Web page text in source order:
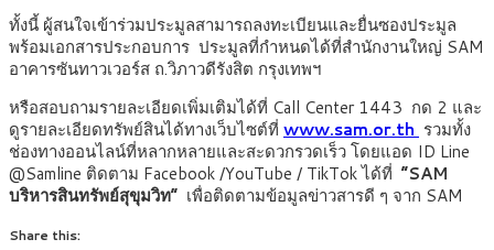
ทั้งนี้ ผู้สนใจเข้าร่วมประมูลสามารถลงทะเบียนและยื่นซองประมูล
พร้อมเอกสารประกอบการ ประมูลที่กำหนดได้ที่สำนักงานใหญ่ SAM
อาคารซันทาวเวอร์ส ถ.วิภาวดีรังสิต กรุงเทพฯ
หรือสอบถามรายละเอียดเพิ่มเติมได้ที่ Call Center 1443 กด 2 และ
ดูรายละเอียดทรัพย์สินได้ทางเว็บไซต์ที่ www.sam.or.th รวมทั้ง
ช่องทางออนไลน์ที่หลากหลายและสะดวกรวดเร็ว โดยแอด ID Line
@Samline ติดตาม Facebook /YouTube / TikTok ได้ที่ “SAM
บริหารสินทรัพย์สุขุมวิท” เพื่อติดตามข้อมูลข่าวสารดี ๆ จาก SAM
Share this: